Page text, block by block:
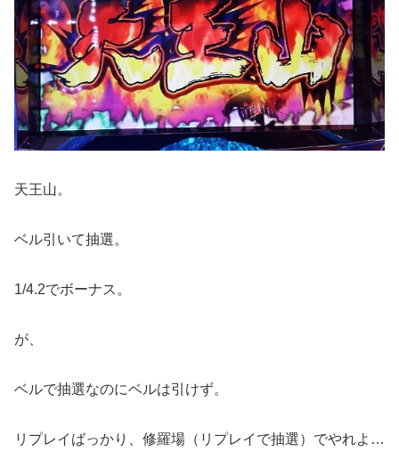
天王山。
ベル引いて抽選。
1/4.2でボーナス。
が、
ベルで抽選なのにベルは引けず。
リプレイばっかり、修羅場（リプレイで抽選）でやれよ…